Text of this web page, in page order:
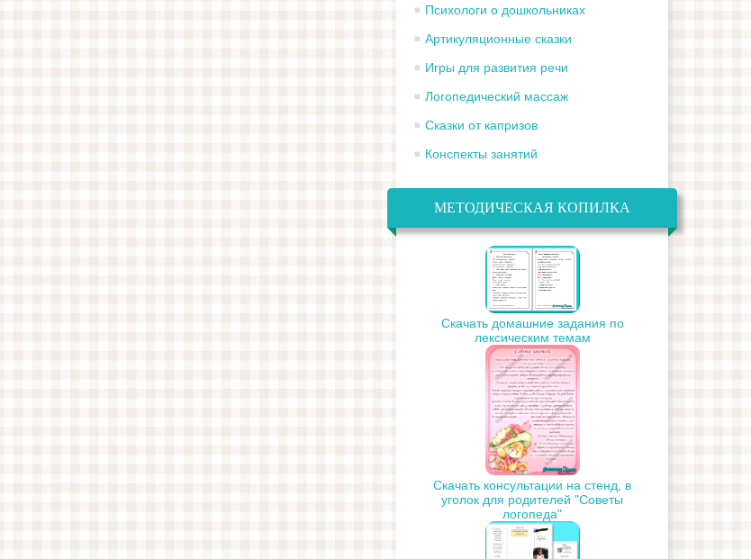
Психологи о дошкольниках
Артикуляционные сказки
Игры для развития речи
Логопедический массаж
Сказки от капризов
Конспекты занятий
МЕТОДИЧЕСКАЯ КОПИЛКА
Скачать домашние задания по
лексическим темам
Скачать консультации на стенд, в
уголок для родителей "Советы
логопеда"